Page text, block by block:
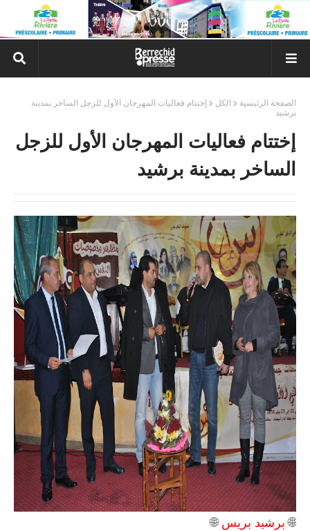
الصفحة الرئيسية الكل
إختتام فعاليات المهرجان الأول للزجل الساخر بمدينة
برشيد
إختتام فعاليات المهرجان الأول للزجل
الساخر بمدينة برشيد
🌐برشيد بريس 🌐